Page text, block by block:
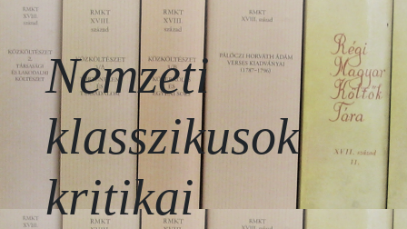
Nemzeti
klasszikusok
kritikai